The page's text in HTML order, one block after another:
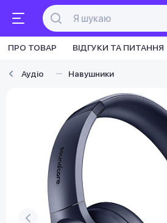
ПРО ТОВАР ВІДГУКИ ТА ПИТАННЯ
Аудіо Навушники